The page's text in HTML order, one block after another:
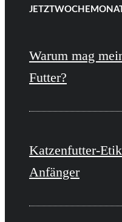
JETZTWOCHE
Warum mag
Futter?
Katzenfutter-
Anfänger